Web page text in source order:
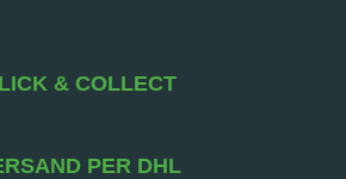
& COLLECT
PER DHL